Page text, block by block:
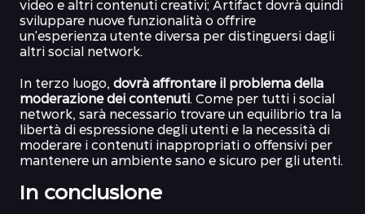
video e altri contenuti creativi; Artifact dovrà quindi
sviluppare nuove funzionalità o offrire
un'esperienza utente diversa per distinguersi dagli
altri social network.
In terzo luogo, dovrà affrontare il problema della
moderazione dei contenuti . Come per tutti i social
network, sarà necessario trovare un equilibrio tra la
libertà di espressione degli utenti e la necessità di
moderare i contenuti inappropriati o offensivi per
mantenere un ambiente sano e sicuro per gli utenti.
In conclusione